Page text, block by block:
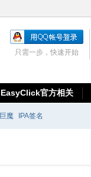
只需一步，快速开始
EasyClick官方相关
巨魔 IPA签名